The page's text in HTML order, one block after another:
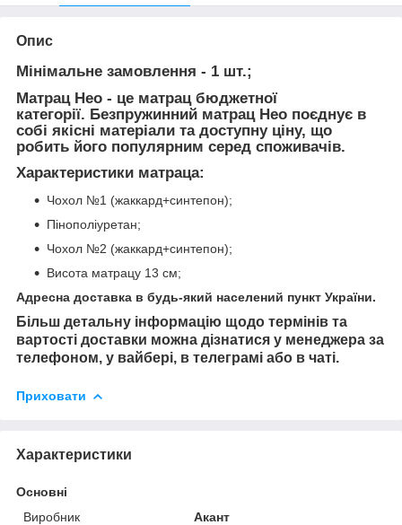
Опис
Мінімальне замовлення - 1 шт.;
Матрац Нео - це матрац бюджетної
категорії. Безпружинний матрац Нео поєднує в
собі якісні матеріали та доступну ціну, що
робить його популярним серед споживачів.
Характеристики матраца:
Чохол №1 (жаккард+синтепон);
Пінополіуретан;
Чохол №2 (жаккард+синтепон);
Висота матрацу 13 см;
Адресна доставка в будь-який населений пункт України.
Більш детальну інформацію щодо термінів та
вартості доставки можна дізнатися у менеджера за
телефоном, у вайбері, в телеграмі або в чаті.
Приховати
Характеристики
Основні
Виробник
Акант